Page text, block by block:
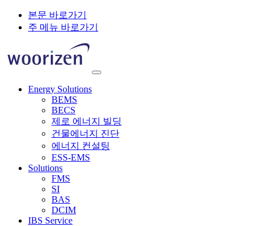
본문 바로가기
주 메뉴 바로가기
Energy Solutions
BEMS
BECS
제로 에너지 빌딩
건물에너지 진단
에너지 컨설팅
ESS-EMS
Solutions
FMS
SI
BAS
DCIM
IBS Service